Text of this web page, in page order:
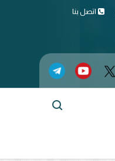
اتصل بنا